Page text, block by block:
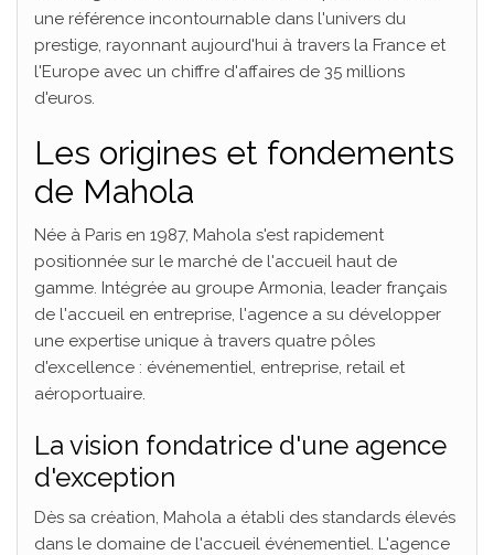
une référence incontournable dans l'univers du
prestige, rayonnant aujourd'hui à travers la France et
l'Europe avec un chiffre d'affaires de 35 millions
d'euros.
Les origines et fondements
de Mahola
Née à Paris en 1987, Mahola s'est rapidement
positionnée sur le marché de l'accueil haut de
gamme. Intégrée au groupe Armonia, leader français
de l'accueil en entreprise, l'agence a su développer
une expertise unique à travers quatre pôles
d'excellence : événementiel, entreprise, retail et
aéroportuaire.
La vision fondatrice d'une agence
d'exception
Dès sa création, Mahola a établi des standards élevés
dans le domaine de l'accueil événementiel. L'agence